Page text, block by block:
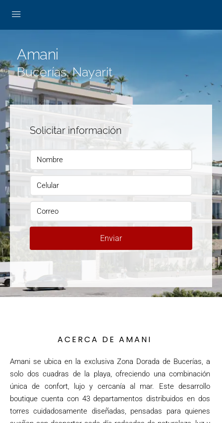
Amani
Bucerías, Nayarit
Solicitar información
Enviar
ACERCA DE AMANI
Amani se ubica en la exclusiva Zona Dorada de Bucerías, a
solo dos cuadras de la playa, ofreciendo una combinación
única de confort, lujo y cercanía al mar. Este desarrollo
boutique cuenta con 43 departamentos distribuidos en dos
torres cuidadosamente diseñadas, pensadas para quienes